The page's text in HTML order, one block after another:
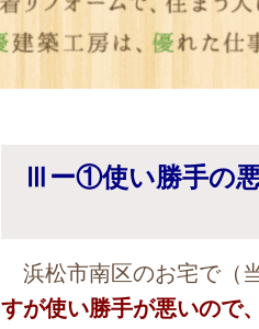
Ⅲー①使い勝手の
浜松市南区のお宅で（
すが使い勝手が悪いので